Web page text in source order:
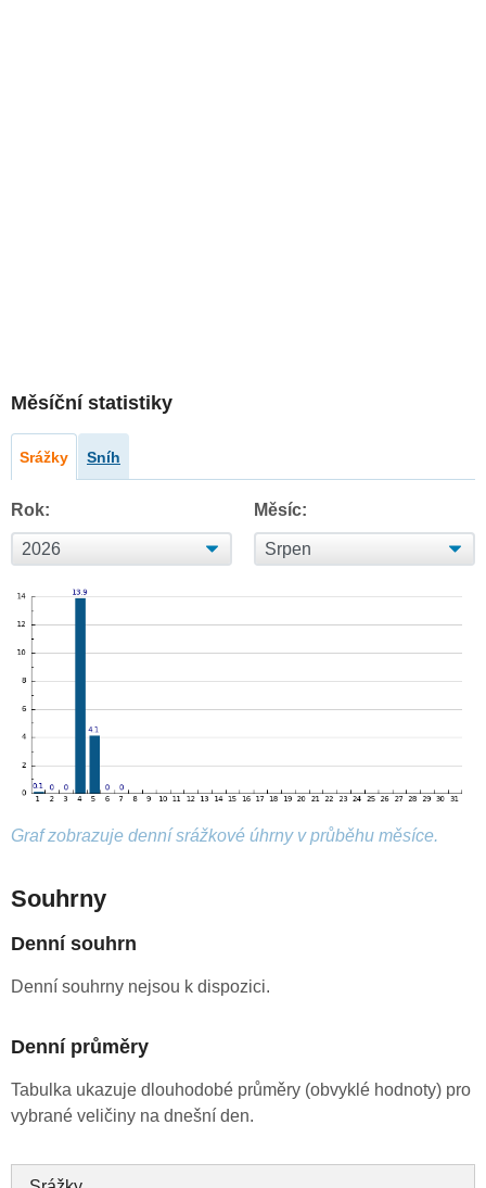
Měsíční statistiky
Srážky Sníh
Rok: Měsíc:
Graf zobrazuje denní srážkové úhrny v průběhu měsíce.
Souhrny
Denní souhrn
Denní souhrny nejsou k dispozici.
Denní průměry
Tabulka ukazuje dlouhodobé průměry (obvyklé hodnoty) pro
vybrané veličiny na dnešní den.